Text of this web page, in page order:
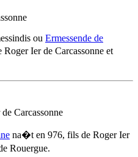
ou Ermessende de
Roger Ier de Carcassonne et
Carcassonne
na�t en 976, fils de Roger Ier
Rouergue.